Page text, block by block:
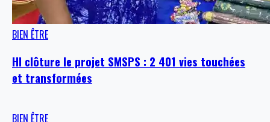
BIEN ÊTRE
HI clôture le projet SMSPS : 2 401 vies touchées
et transformées
BIEN ÊTRE